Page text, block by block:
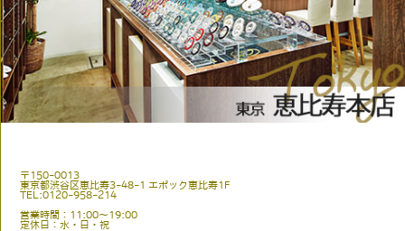
〒150-0013
東京都渋谷区恵比寿3-48-1 エポック恵比寿1F
TEL:0120-958-214
営業時間：11:00〜19:00
定休日：水・日・祝